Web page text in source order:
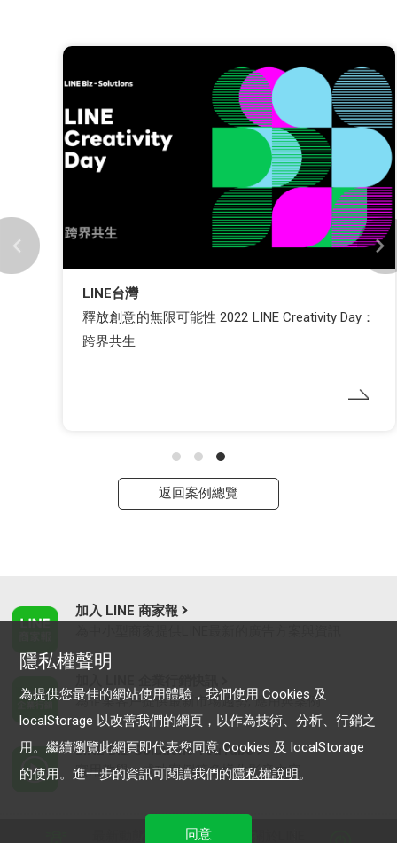
LINE台灣
釋放創意的無限可能性 2022 LINE Creativity Day：
跨界共生
返回案例總覽
加入 LINE 商家報
為企業客戶提供最新市場趨勢, 應用與案例
LINE Biz-Solutions YouTube
實用教學、成功案例等多樣化影音內容
服務條款
隱私權聲明
為提供您最佳的網站使用體驗，我們使用 Cookies 及
localStorage 以改善我們的網頁，以作為技術、分析、行銷之
用。繼續瀏覽此網頁即代表您同意 Cookies 及 localStorage
的使用。進一步的資訊可閱讀我們的隱私權說明。
同意